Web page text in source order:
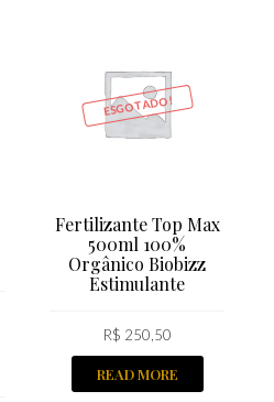
ESGOTADO!
Fertilizante Top Max
500ml 100%
Orgânico Biobizz
Estimulante
R$ 250,50
READ MORE